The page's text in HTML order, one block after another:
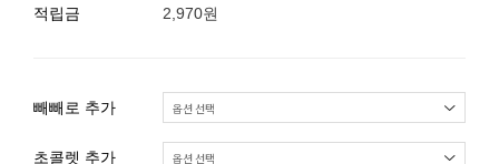
적립금
2,970원
빼빼로 추가
초콜렛 추가